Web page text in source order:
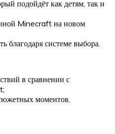
подойдёт как детям, так и
Minecraft на новом
благодаря системе выбора.
в сравнении с
моментов.